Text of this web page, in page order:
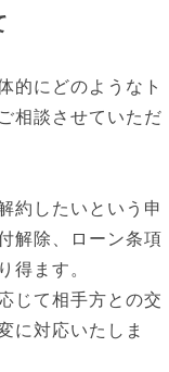
的にどのようなト
相談させていただ
約したいという申
解除、ローン条項
得ます。
じて相手方との交
に対応いたしま